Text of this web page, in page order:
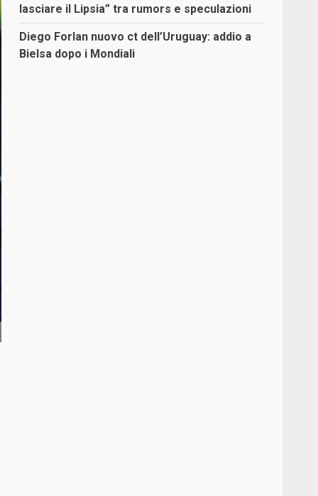
lasciare il Lipsia” tra rumors e speculazioni
Diego Forlan nuovo ct dell’Uruguay: addio a
Bielsa dopo i Mondiali